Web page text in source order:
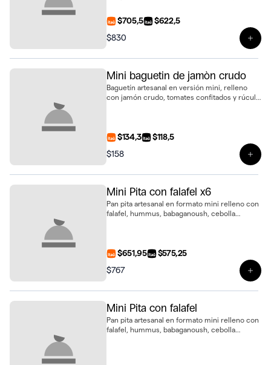
presentado en bandeja de 6 unidades
$705,5
$622,5
$830
Mini baguetin de jamòn crudo
Baguetín artesanal en versión mini, relleno
con jamón crudo, tomates confitados y rúcula
$134,3
$118,5
$158
Mini Pita con falafel x6
Pan pita artesanal en formato mini relleno con
falafel, hummus, babaganoush, cebolla
$651,95
$575,25
$767
Mini Pita con falafel
Pan pita artesanal en formato mini relleno con
falafel, hummus, babaganoush, cebolla